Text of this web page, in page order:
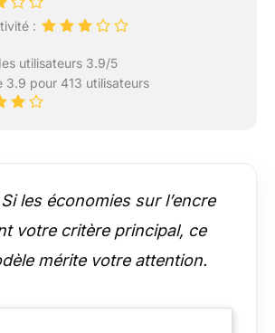
:
utilisateurs 3.9/5
3.9 pour 413 utilisateurs
Si les économies sur l’encre
votre critère principal, ce
mérite votre attention.